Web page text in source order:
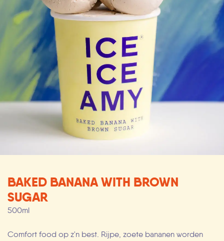
BAKED BANANA WITH BROWN
SUGAR
500ml
Comfort food op z'n best. Rijpe, zoete bananen worden